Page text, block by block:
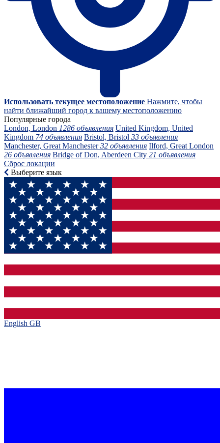
Использовать текущее местоположение Нажмите, чтобы
найти ближайший город к вашему местоположению
Популярные города
London, London 1286 объявления United Kingdom, United
Kingdom 74 объявления Bristol, Bristol 33 объявления
Manchester, Great Manchester32 объявления Ilford, Great London
26 объявления Bridge of Don, Aberdeen City 21 объявления
Сброс локации
Выберите язык
English GB‎